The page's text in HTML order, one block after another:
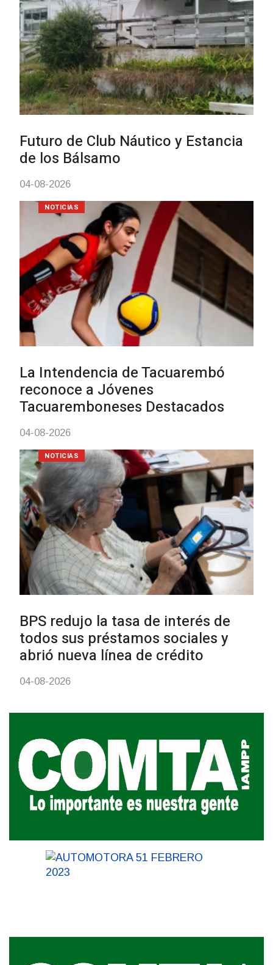
Turismo accesible para personas
mayores
vacunación contra el
meningococo
personas en situación de
discapacidad